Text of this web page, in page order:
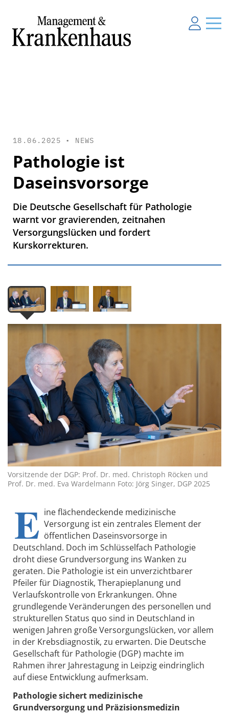
18.06.2025 • NEWS
Pathologie ist
Daseinsvorsorge
Die Deutsche Gesellschaft für Pathologie
warnt vor gravierenden, zeitnahen
Versorgungslücken und fordert
Kurskorrekturen.
Vorsitzende der DGP: Prof. Dr. med. Christoph Röcken und
Prof. Dr. med. Eva Wardelmann Foto: Jörg Singer, DGP 2025
E ine flächendeckende medizinische
Versorgung ist ein zentrales Element der
öffentlichen Daseinsvorsorge in
Deutschland. Doch im Schlüsselfach Pathologie
droht diese Grundversorgung ins Wanken zu
geraten. Die Pathologie ist ein unverzichtbarer
Pfeiler für Diagnostik, Therapieplanung und
Verlaufskontrolle von Erkrankungen. Ohne
grundlegende Veränderungen des personellen und
strukturellen Status quo sind in Deutschland in
wenigen Jahren große Versorgungslücken, vor allem
in der Krebsdiagnostik, zu erwarten. Die Deutsche
Gesellschaft für Pathologie (DGP) machte im
Rahmen ihrer Jahrestagung in Leipzig eindringlich
auf diese Entwicklung aufmerksam.
Pathologie sichert medizinische
Grundversorgung und Präzisionsmedizin